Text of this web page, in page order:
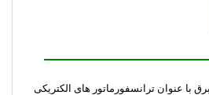
با عنوان ترانسفورماتور های الكتريكی